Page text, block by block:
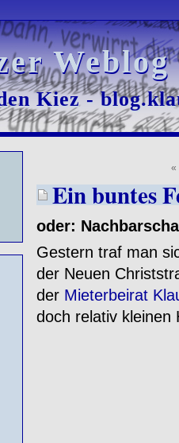
Kiez -
Kiez -
«
Ein buntes
oder:
Gestern traf man
der Neuen
der Mieterbeirat
doch relativ kleinen